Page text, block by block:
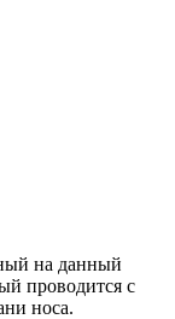
на данный
проводится с
носа.